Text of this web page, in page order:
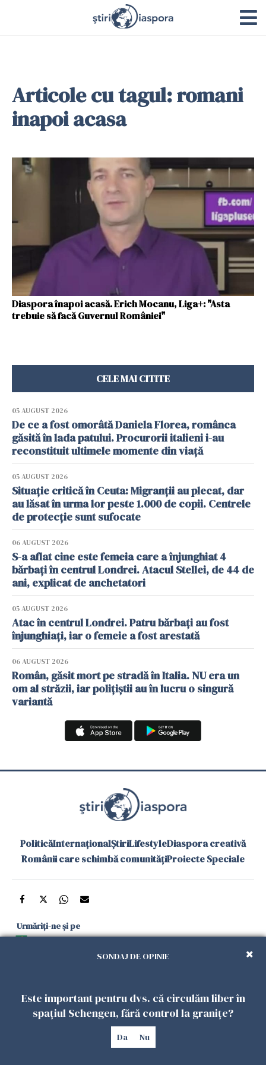
Articole cu tagul: romani
inapoi acasa
Diaspora înapoi acasă. Erich Mocanu, Liga+: "Asta
trebuie să facă Guvernul României"
CELE MAI CITITE
05 AUGUST 2026
De ce a fost omorâtă Daniela Florea, românca
găsită în lada patului. Procurorii italieni i-au
reconstituit ultimele momente din viață
05 AUGUST 2026
Situație critică în Ceuta: Migranții au plecat, dar
au lăsat în urma lor peste 1.000 de copii. Centrele
de protecție sunt sufocate
06 AUGUST 2026
S-a aflat cine este femeia care a înjunghiat 4
bărbați în centrul Londrei. Atacul Stellei, de 44 de
ani, explicat de anchetatori
05 AUGUST 2026
Atac în centrul Londrei. Patru bărbați au fost
înjunghiați, iar o femeie a fost arestată
06 AUGUST 2026
Român, găsit mort pe stradă în Italia. NU era un
om al străzii, iar polițiștii au în lucru o singură
variantă
PoliticăInternaționalȘtiriLifestyleDiaspora creativă
Românii care schimbă comunitățiProiecte Speciale
Urmăriți-ne și pe
și în aplicațiile mobile
Politica de
confidențialitate
Politica
Cookies
Gestionați
Contact
Declarație de
accesibilitate
Copyright 2026. Toate drepturile rezervate.
SONDAJ DE OPINIE
Este important pentru dvs. că circulăm liber în
spațiul Schengen, fără control la granițe?
Da Nu